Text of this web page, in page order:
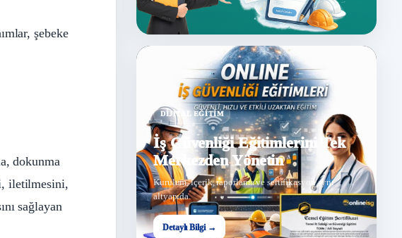
şebeke
dokunma
iletilmesini,
sağlayan
DIJITAL EĞITIM
İş Güvenliği Eğitimlerini Tek
Merkezden Yönetin
Kurulum, içerik, raporlama ve sertifikasyon aynı
altyapıda.
Detaylı Bilgi →